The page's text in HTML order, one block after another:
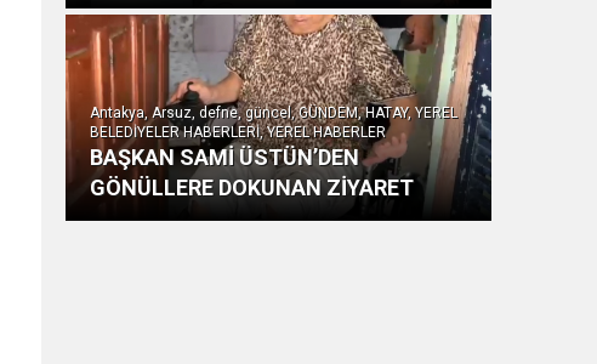
Antakya, Arsuz, defne, güncel, GÜNDEM, HATAY, YEREL
BELEDİYELER HABERLERİ, YEREL HABERLER
BAŞKAN SAMİ ÜSTÜN’DEN
GÖNÜLLERE DOKUNAN ZİYARET